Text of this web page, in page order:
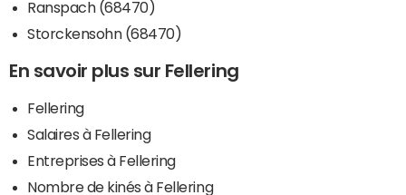
Ranspach (68470)
Storckensohn (68470)
En savoir plus sur Fellering
Fellering
Salaires à Fellering
Entreprises à Fellering
Nombre de kinés à Fellering